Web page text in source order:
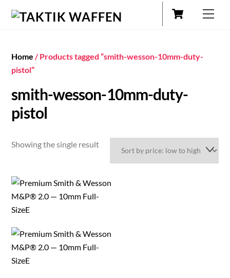
Cart
Home / Products tagged “smith-wesson-10mm-duty-
pistol”
smith-wesson-10mm-duty-
pistol
Showing the single result